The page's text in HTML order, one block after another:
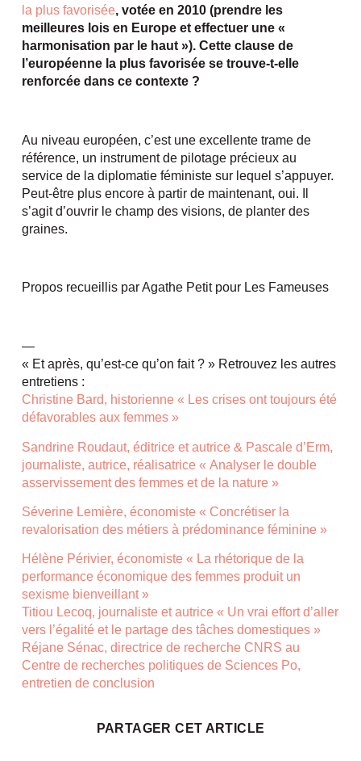
la plus favorisée, votée en 2010 (prendre les
meilleures lois en Europe et effectuer une «
harmonisation par le haut »). Cette clause de
l’européenne la plus favorisée se trouve-t-elle
renforcée dans ce contexte ?
Au niveau européen, c’est une excellente trame de
référence, un instrument de pilotage précieux au
service de la diplomatie féministe sur lequel s’appuyer.
Peut-être plus encore à partir de maintenant, oui. Il
s’agit d’ouvrir le champ des visions, de planter des
graines.
Propos recueillis par Agathe Petit pour Les Fameuses
—
« Et après, qu’est-ce qu’on fait ? » Retrouvez les autres
entretiens :
Christine Bard, historienne « Les crises ont toujours été
défavorables aux femmes »
Sandrine Roudaut, éditrice et autrice & Pascale d’Erm,
journaliste, autrice, réalisatrice « Analyser le double
asservissement des femmes et de la nature »
Séverine Lemière, économiste « Concrétiser la
revalorisation des métiers à prédominance féminine »
Hélène Périvier, économiste « La rhétorique de la
performance économique des femmes produit un
sexisme bienveillant »
Titiou Lecoq, journaliste et autrice « Un vrai effort d’aller
vers l’égalité et le partage des tâches domestiques »
Réjane Sénac, directrice de recherche CNRS au
Centre de recherches politiques de Sciences Po,
entretien de conclusion
PARTAGER CET ARTICLE